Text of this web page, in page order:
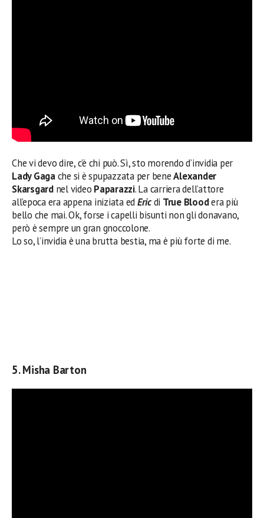
Che vi devo dire, c’è chi può. Sì, sto morendo d’invidia per
Lady Gagache si è spupazzata per beneAlexander
Skarsgardnel video Paparazzi. La carriera dell’attore
all’epoca era appena iniziata edEricdi True Bloodera più
bello che mai. Ok, forse i capelli bisunti non gli donavano,
però è sempre un gran gnoccolone.
Lo so, l’invidia è una brutta bestia, ma è più forte di me.
5. Misha Barton